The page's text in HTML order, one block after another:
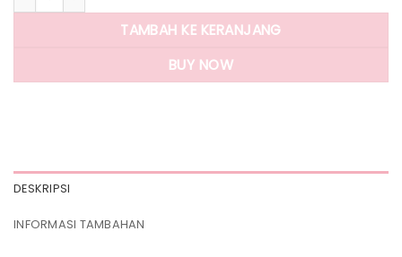
TAMBAH KE KERANJANG
BUY NOW
DESKRIPSI
INFORMASI TAMBAHAN